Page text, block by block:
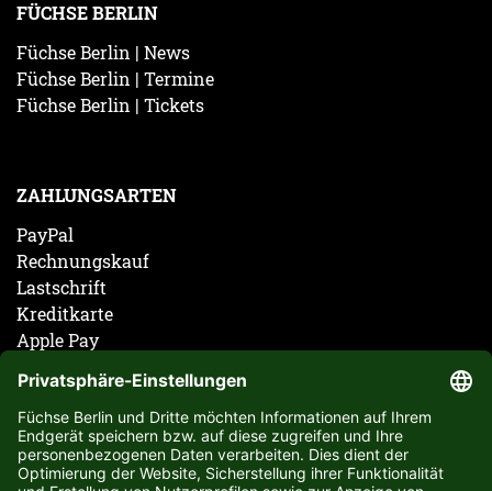
FÜCHSE BERLIN
Füchse Berlin | News
Füchse Berlin | Termine
Füchse Berlin | Tickets
ZAHLUNGSARTEN
PayPal
Rechnungskauf
Lastschrift
Kreditkarte
Apple Pay
ABONNIERE JETZT DEN KOSTENLOSEN FÜCHSE
BERLIN NEWSLETTER UND VERPASSE KEINE